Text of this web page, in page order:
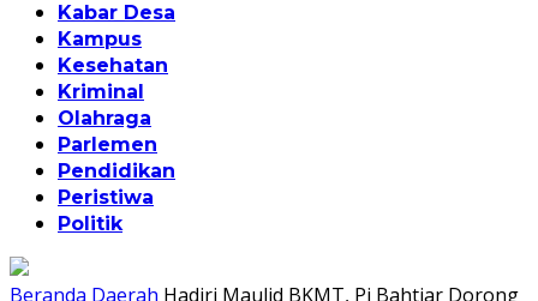
Kabar Desa
Kampus
Kesehatan
Kriminal
Olahraga
Parlemen
Pendidikan
Peristiwa
Politik
Beranda Daerah Hadiri Maulid BKMT, Pj Bahtiar Dorong